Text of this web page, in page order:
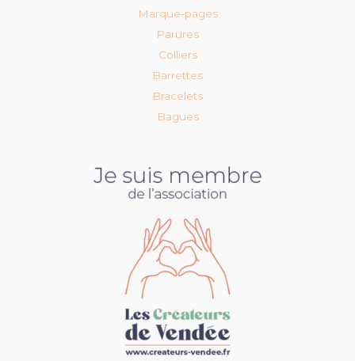
Marque-pages
Parures
Colliers
Barrettes
Bracelets
Bagues